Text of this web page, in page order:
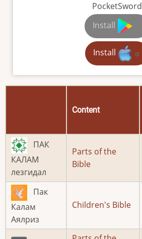
PocketSword
Install
Install
Content
ПАК
КАЛАМ
лезгидал
Parts of the
Bible
Пак
Калам
Аялриз
Children's Bible